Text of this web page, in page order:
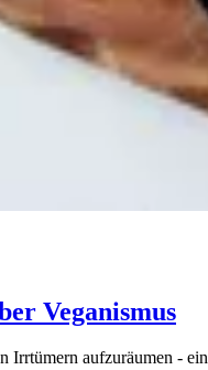
Veganismus
Irrtümern aufzuräumen -